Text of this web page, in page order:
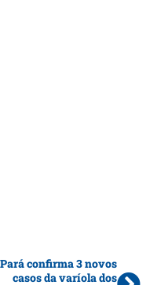
Pará confirma 3 novos
casos da varíola dos